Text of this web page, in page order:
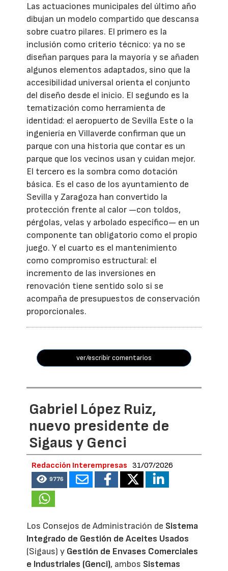
Las actuaciones municipales del último año
dibujan un modelo compartido que descansa
sobre cuatro pilares. El primero es la
inclusión como criterio técnico: ya no se
diseñan parques para la mayoría y se añaden
algunos elementos adaptados, sino que la
accesibilidad universal orienta el conjunto
del diseño desde el inicio. El segundo es la
tematización como herramienta de
identidad: el aeropuerto de Sevilla Este o la
ingeniería en Villaverde confirman que un
parque con una historia que contar es un
parque que los vecinos usan y cuidan mejor.
El tercero es la sombra como dotación
básica. Es el caso de los ayuntamiento de
Sevilla y Zaragoza han convertido la
protección frente al calor —con toldos,
pérgolas, velas y arbolado específico— en un
componente tan obligatorio como el propio
juego. Y el cuarto es el mantenimiento
como compromiso estructural: el
incremento de las inversiones en
renovación tiene sentido solo si se
acompaña de presupuestos de conservación
proporcionales.
ver/escribir comentarios
Gabriel López Ruiz,
nuevo presidente de
Sigaus y Genci
Redacción Interempresas 31/07/2026
9776
Los Consejos de Administración de Sistema
Integrado de Gestión de Aceites Usados
(Sigaus) y Gestión de Envases Comerciales
e Industriales (Genci), ambos Sistemas